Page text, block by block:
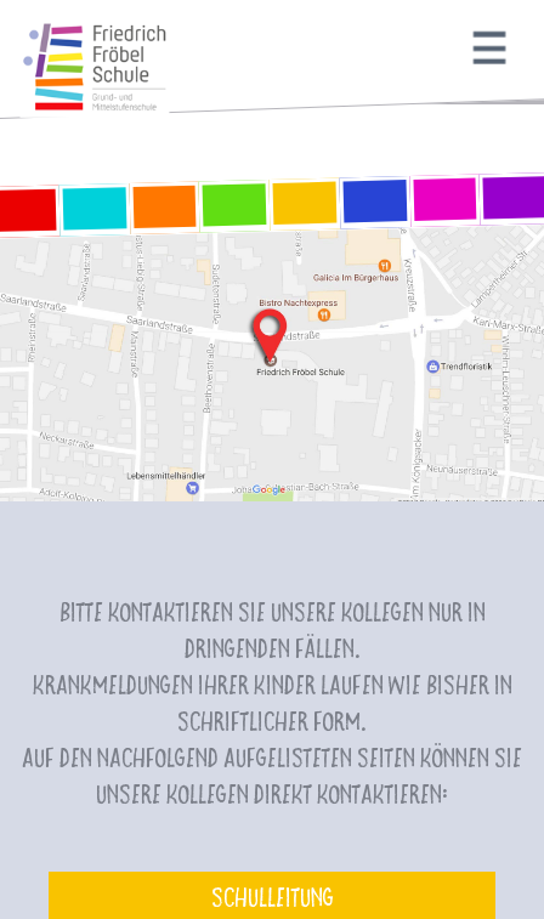
Bitte kontaktieren Sie unsere Kollegen nur in
dringenden Fällen.
Krankmeldungen Ihrer Kinder laufen wie bisher in
schriftlicher Form.
Auf den nachfolgend aufgelisteten Seiten können Sie
unsere Kollegen direkt kontaktieren:
Schulleitung